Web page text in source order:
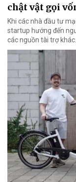
chật vật gọi
Khi các nhà đầu tư
startup hướng đến
các nguồn tài trợ khác.